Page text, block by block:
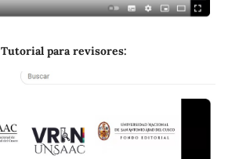
Tutorial para revisores: